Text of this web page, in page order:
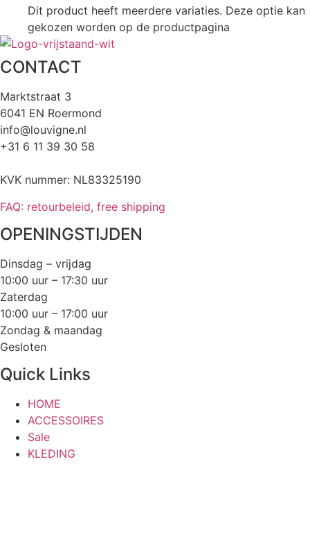
Dit product heeft meerdere variaties. Deze optie kan
gekozen worden op de productpagina
CONTACT
Marktstraat 3
6041 EN Roermond
info@louvigne.nl
+31 6 11 39 30 58
KVK nummer: NL83325190
FAQ: retourbeleid, free shipping
OPENINGSTIJDEN
Dinsdag – vrijdag
10:00 uur – 17:30 uur
Zaterdag
10:00 uur – 17:00 uur
Zondag & maandag
Gesloten
Quick Links
HOME
ACCESSOIRES
Sale
KLEDING